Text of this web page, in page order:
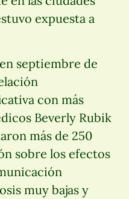
expuesta a
septiembre de
con más
Beverly Rubik
más de 250
sobre los efectos
muy bajas y